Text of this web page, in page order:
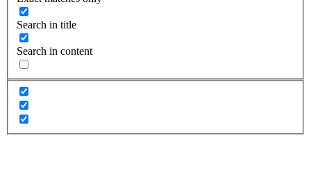
Search in title
Search in content